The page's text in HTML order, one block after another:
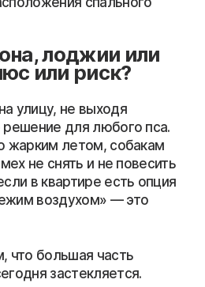
лоджии или
или риск?
улицу, не выходя
для любого пса.
жарким летом, собакам
не снять и не повесить
в квартире есть опция
воздухом» — это
что большая часть
застекляется.